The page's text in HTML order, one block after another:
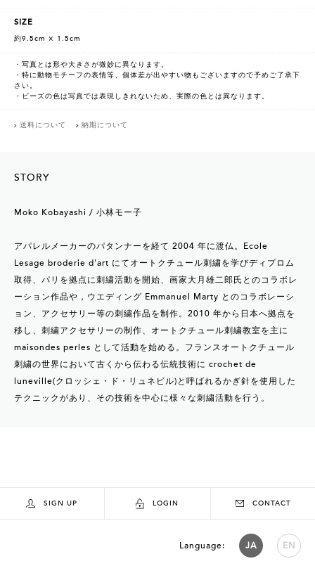
SIZE
約9.5cm × 1.5cm
・写真とは形や大きさが微妙に異なります。
・特に動物モチーフの表情等、個体差が出やすい物もございますので予めご了承下
さい。
・ビーズの色は写真では表現しきれないため、実際の色とは異なります。
送料について 納期について
STORY
Moko Kobayashi / 小林モー子
アパレルメーカーのパタンナーを経て 2004 年に渡仏。Ecole
Lesage broderie d'art にてオートクチュール刺繍を学びディプロム
取得、パリを拠点に刺繍活動を開始、画家大月雄二郎氏とのコラボレ
ーション作品や，ウエディング Emmanuel Marty とのコラボレーシ
ョン、アクセサリー等の刺繍作品を制作。2010 年から日本へ拠点を
移し、刺繍アクセサリーの制作、オートクチュール刺繍教室を主に
maisondes perles として活動を始める。フランスオートクチュール
刺繍の世界において古くから伝わる伝統技術に crochet de
luneville(クロッシェ・ド・リュネビル)と呼ばれるかぎ針を使用した
テクニックがあり、その技術を中心に様々な刺繍活動を行う。
SIGN UP LOGIN CONTACT
Language: JA EN